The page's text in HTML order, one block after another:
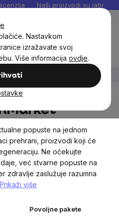
Nastavkom
izražavate svoj
Više informacija ovdje.
Naši proizvodi su
akcije i
popuste na jednom
prehrani, proizvodi koji će
Ne očekujte
već stvarne popuste na
zdravlje zaslužuje razumna
Prikaži više
Povoljne pakete